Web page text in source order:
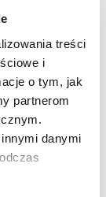
treści
i
o tym, jak
partnerom
danymi